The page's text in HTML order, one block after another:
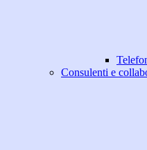
Consulenti e